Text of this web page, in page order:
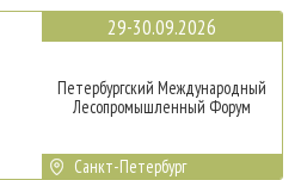
29-30.09.2026
Петербургский Международный
Лесопромышленный Форум
Санкт-Петербург